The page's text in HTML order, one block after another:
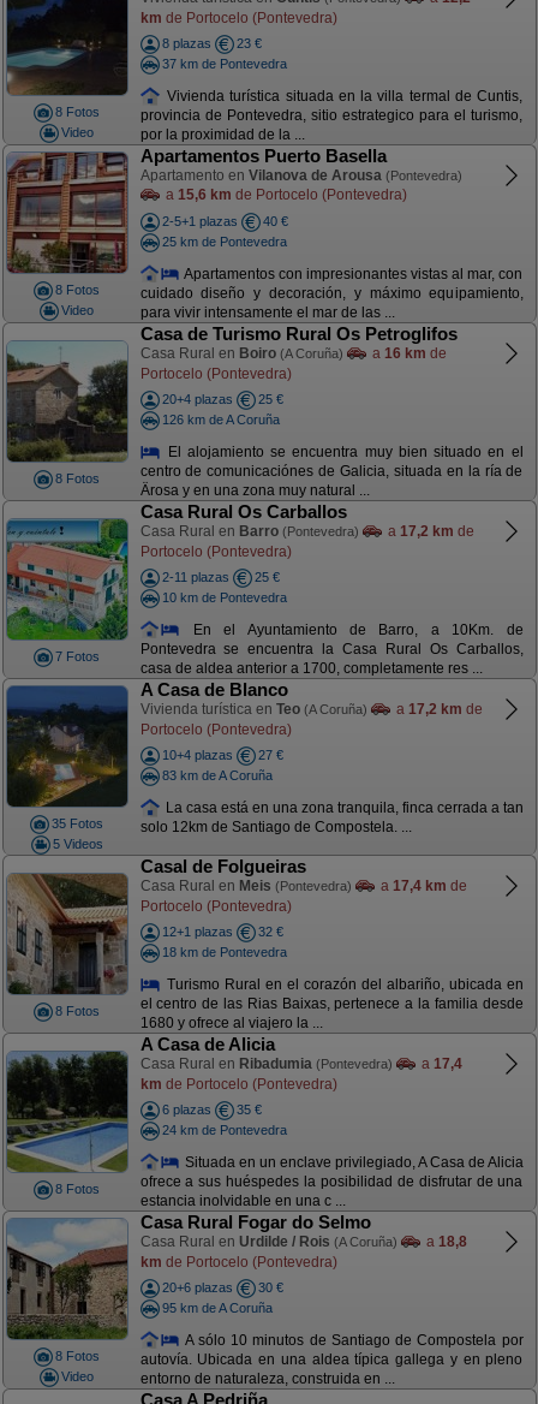
8 Fotos
Video
km de Portocelo (Pontevedra)
8 plazas
23 €
37 km de Pontevedra
Vivienda turística situada en la villa termal de Cuntis,
provincia de Pontevedra, sitio estrategico para el turismo,
por la proximidad de la ...
8 Fotos
Video
Apartamentos Puerto Basella
Apartamento en Vilanova de Arousa (Pontevedra)
a 15,6 km de Portocelo (Pontevedra)
2-5+1 plazas
40 €
25 km de Pontevedra
Apartamentos con impresionantes vistas al mar, con
cuidado diseño y decoración, y máximo equipamiento,
para vivir intensamente el mar de las ...
8 Fotos
Casa de Turismo Rural Os Petroglifos
Casa Rural en Boiro (A Coruña) a 16 km de
Portocelo (Pontevedra)
20+4 plazas
25 €
126 km de A Coruña
El alojamiento se encuentra muy bien situado en el
centro de comunicaciónes de Galicia, situada en la ría de
Ärosa y en una zona muy natural ...
7 Fotos
Casa Rural Os Carballos
Casa Rural en Barro (Pontevedra) a 17,2 km de
Portocelo (Pontevedra)
2-11 plazas
25 €
10 km de Pontevedra
En el Ayuntamiento de Barro, a 10Km. de
Pontevedra se encuentra la Casa Rural Os Carballos,
casa de aldea anterior a 1700, completamente res ...
35 Fotos
5 Videos
A Casa de Blanco
Vivienda turística en Teo (A Coruña) a 17,2 km de
Portocelo (Pontevedra)
10+4 plazas
27 €
83 km de A Coruña
La casa está en una zona tranquila, finca cerrada a tan
solo 12km de Santiago de Compostela. ...
8 Fotos
Casal de Folgueiras
Casa Rural en Meis (Pontevedra) a 17,4 km de
Portocelo (Pontevedra)
12+1 plazas
32 €
18 km de Pontevedra
Turismo Rural en el corazón del albariño, ubicada en
el centro de las Rias Baixas, pertenece a la familia desde
1680 y ofrece al viajero la ...
8 Fotos
A Casa de Alicia
Casa Rural en Ribadumia (Pontevedra) a 17,4
km de Portocelo (Pontevedra)
6 plazas
35 €
24 km de Pontevedra
Situada en un enclave privilegiado, A Casa de Alicia
ofrece a sus huéspedes la posibilidad de disfrutar de una
estancia inolvidable en una c ...
8 Fotos
Video
Casa Rural Fogar do Selmo
Casa Rural en Urdilde / Rois (A Coruña) a 18,8
km de Portocelo (Pontevedra)
20+6 plazas
30 €
95 km de A Coruña
A sólo 10 minutos de Santiago de Compostela por
autovía. Ubicada en una aldea típica gallega y en pleno
entorno de naturaleza, construida en ...
Casa A Pedriña